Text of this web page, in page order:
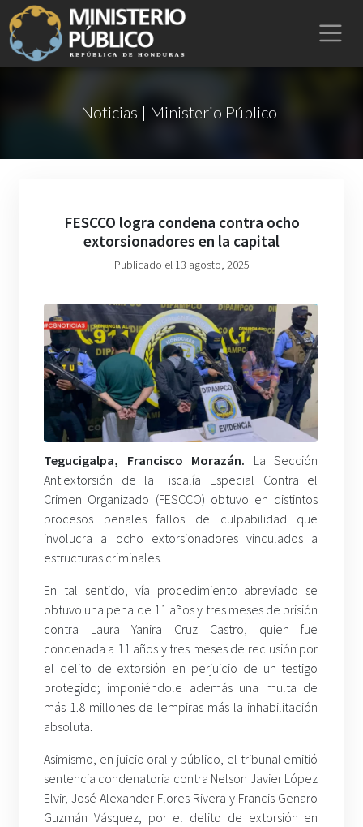
Noticias | Ministerio Público
FESCCO logra condena contra ocho
extorsionadores en la capital
Publicado el 13 agosto, 2025
Tegucigalpa, Francisco Morazán. La Sección
Antiextorsión de la Fiscalía Especial Contra el
Crimen Organizado (FESCCO) obtuvo en distintos
procesos penales fallos de culpabilidad que
involucra a ocho extorsionadores vinculados a
estructuras criminales.
En tal sentido, vía procedimiento abreviado se
obtuvo una pena de 11 años y tres meses de prisión
contra Laura Yanira Cruz Castro, quien fue
condenada a 11 años y tres meses de reclusión por
el delito de extorsión en perjuicio de un testigo
protegido; imponiéndole además una multa de
más 1.8 millones de lempiras más la inhabilitación
absoluta.
Asimismo, en juicio oral y público, el tribunal emitió
sentencia condenatoria contra Nelson Javier López
Elvir, José Alexander Flores Rivera y Francis Genaro
Guzmán Vásquez, por el delito de extorsión en